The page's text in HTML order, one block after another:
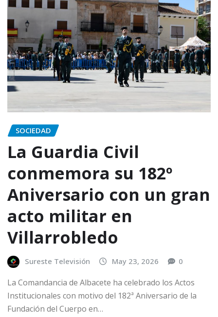
SOCIEDAD
La Guardia Civil
conmemora su 182º
Aniversario con un gran
acto militar en
Villarrobledo
Sureste Televisión May 23, 2026 0
La Comandancia de Albacete ha celebrado los Actos
Institucionales con motivo del 182ª Aniversario de la
Fundación del Cuerpo en…